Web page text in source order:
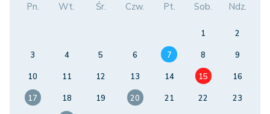
Pn. Wt. Śr. Czw. Pt. Sob. Ndz.
1
2
3
4 5 6 7 8
9
10
11 12 13 14 15
16
17
18 19 20 21 22
23